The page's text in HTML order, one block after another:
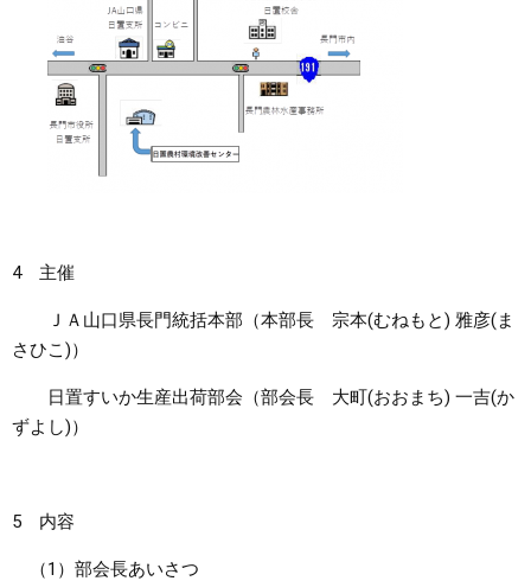
4 主催
ＪＡ山口県長門統括本部（本部長 宗本(むねもと) 雅彦(ま
さひこ)）
日置すいか生産出荷部会（部会長 大町(おおまち) 一吉(か
ずよし)）
5 内容
（1）部会長あいさつ